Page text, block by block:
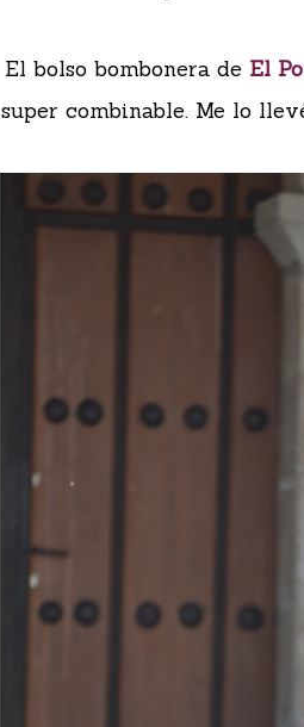
El bolso bombonera de El
super combinable. Me lo